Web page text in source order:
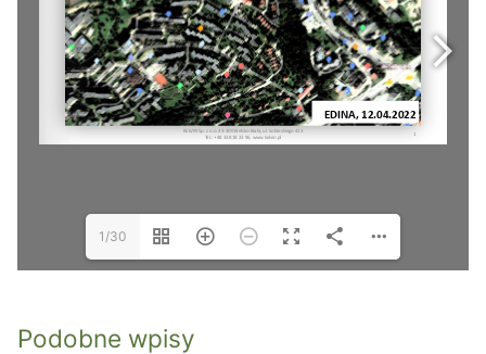
1/30
Podobne wpisy